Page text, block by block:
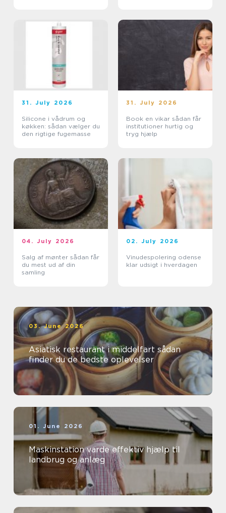
31. July 2026
Silicone i vådrum og
køkken: sådan vælger du
den rigtige fugemasse
31. July 2026
Book en vikar sådan får
institutioner hurtig og
tryg hjælp
04. July 2026
Salg af mønter sådan får
du mest ud af din
samling
02. July 2026
Vinudespolering odense
klar udsigt i hverdagen
03. June 2026
Asiatisk restaurant i middelfart sådan
finder du de bedste oplevelser
01. June 2026
Maskinstation varde effektiv hjælp til
landbrug og anlæg